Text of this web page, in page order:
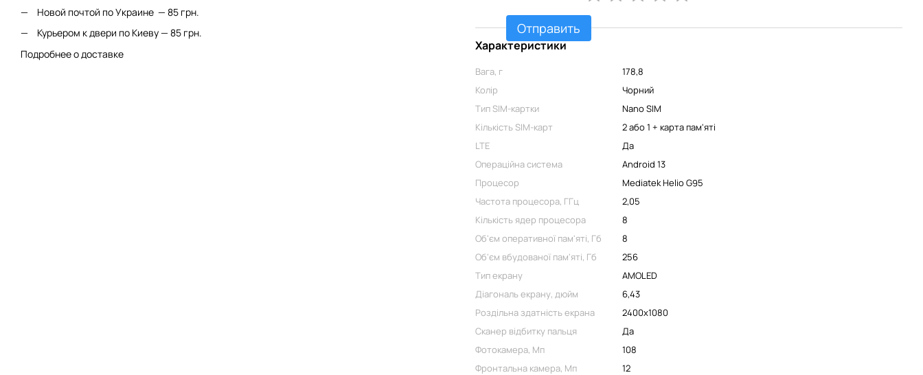
Новой почтой по Украине — 85 грн.
Курьером к двери по Киеву — 85 грн.
Подробнее о доставке
Отправить
Характеристики
Вага, г
178,8
Колір
Чорний
Тип SIM-картки
Nano SIM
Кількість SIM-карт
2 або 1 + карта пам'яті
LTE
Да
Операційна система
Android 13
Процесор
Mediatek Helio G95
Частота процесора, ГГц
2,05
Кількість ядер процесора
8
Об'єм оперативної пам'яті, Гб
8
Об'єм вбудованої пам'яті, Гб
256
Тип екрану
AMOLED
Діагональ екрану, дюйм
6,43
Роздільна здатність екрана
2400x1080
Сканер відбитку пальця
Да
Фотокамера, Мп
108
Фронтальна камера, Мп
12